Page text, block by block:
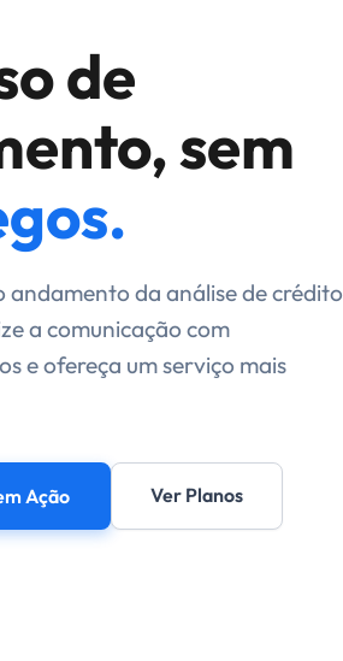
de
sem
andamento da análise de crédito
a comunicação com
e ofereça um serviço mais
Ação Ver Planos